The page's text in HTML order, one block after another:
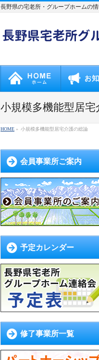
長野県の宅老所・グループホームの
小規模多機能型居宅
HOME » 小規模多機能型居宅介護の総論
会員事業所ご案内
予定カレンダー
修了事業所一覧